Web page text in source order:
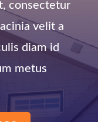
consectetur
velit a
diam id
metus